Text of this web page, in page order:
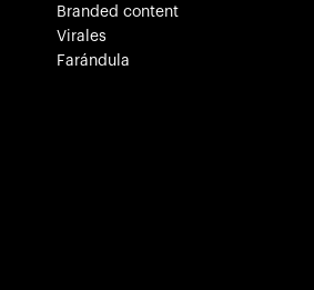
Branded content
Virales
Farándula